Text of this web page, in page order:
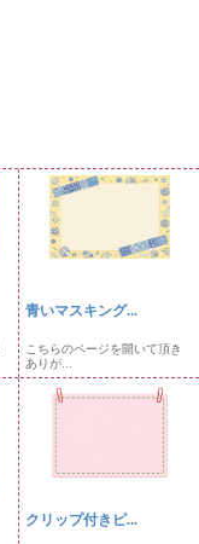
青いマスキング...
こちらのページを開いて頂き
ありが...
クリップ付きピ...